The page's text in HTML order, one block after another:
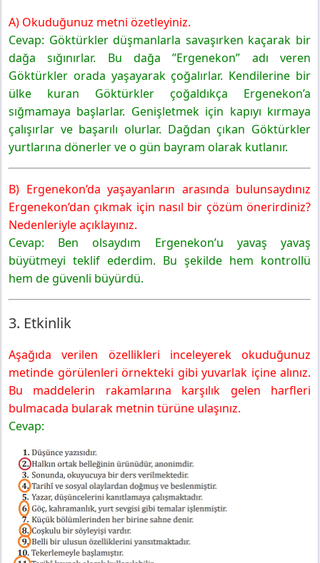
A) Okuduğunuz metni özetleyiniz.
Cevap: Göktürkler düşmanlarla savaşırken kaçarak bir
dağa sığınırlar. Bu dağa ”Ergenekon” adı veren
Göktürkler orada yaşayarak çoğalırlar. Kendilerine bir
ülke kuran Göktürkler çoğaldıkça Ergenekon’a
sığmamaya başlarlar. Genişletmek için kapıyı kırmaya
çalışırlar ve başarılı olurlar. Dağdan çıkan Göktürkler
yurtlarına dönerler ve o gün bayram olarak kutlanır.
B) Ergenekon’da yaşayanların arasında bulunsaydınız
Ergenekon’dan çıkmak için nasıl bir çözüm önerirdiniz?
Nedenleriyle açıklayınız.
Cevap: Ben olsaydım Ergenekon’u yavaş yavaş
büyütmeyi teklif ederdim. Bu şekilde hem kontrollü
hem de güvenli büyürdü.
3. Etkinlik
Aşağıda verilen özellikleri inceleyerek okuduğunuz
metinde görülenleri örnekteki gibi yuvarlak içine alınız.
Bu maddelerin rakamlarına karşılık gelen harfleri
bulmacada bularak metnin türüne ulaşınız.
Cevap: